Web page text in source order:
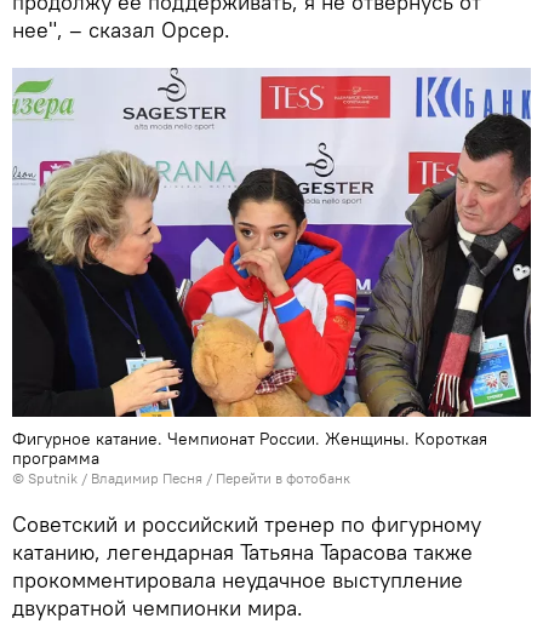
нее", – сказал Орсер.
Фигурное катание. Чемпионат России. Женщины. Короткая
программа
© Sputnik / Владимир Песня / Перейти в фотобанк
Советский и российский тренер по фигурному
катанию, легендарная Татьяна Тарасова также
прокомментировала неудачное выступление
двукратной чемпионки мира.